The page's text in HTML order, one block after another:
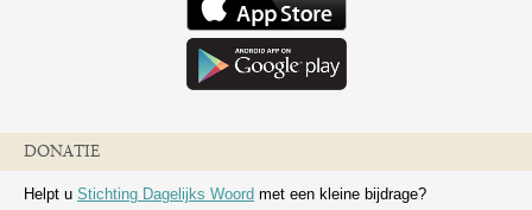
DONATIE
Helpt u Stichting Dagelijks Woord met een kleine bijdrage?